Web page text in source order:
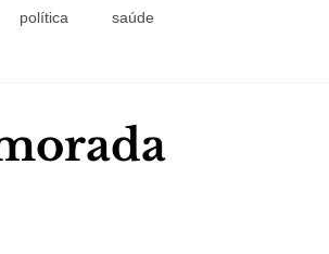
política saúde